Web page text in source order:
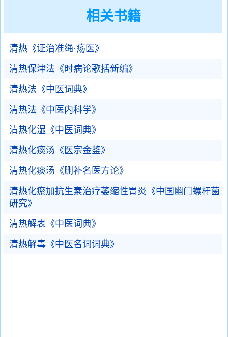
相关书籍
清热《证治准绳·疡医》
清热保津法《时病论歌括新编》
清热法《中医词典》
清热法《中医内科学》
清热化湿《中医词典》
清热化痰汤《医宗金鉴》
清热化痰汤《删补名医方论》
清热化瘀加抗生素治疗萎缩性胃炎《中国幽门螺杆菌
研究》
清热解表《中医词典》
清热解毒《中医名词词典》